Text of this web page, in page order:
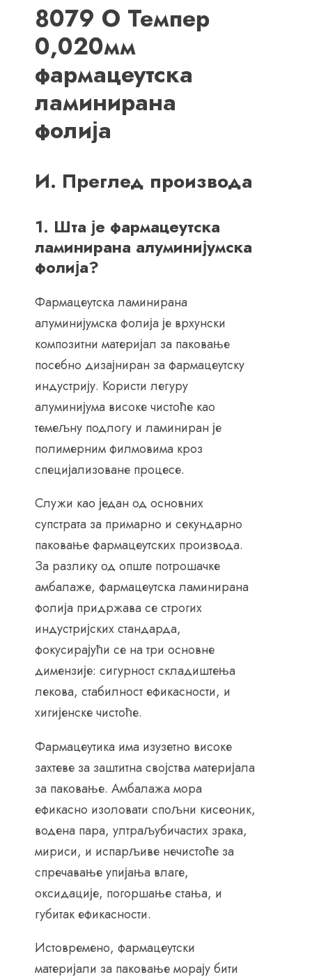
8079 О Темпер
0,020мм
фармацеутска
ламинирана
фолија
И. Преглед производа
1. Шта је фармацеутска
ламинирана алуминијумска
фолија?
Фармацеутска ламинирана
алуминијумска фолија је врхунски
композитни материјал за паковање
посебно дизајниран за фармацеутску
индустрију. Користи легуру
алуминијума високе чистоће као
темељну подлогу и ламиниран је
полимерним филмовима кроз
специјализоване процесе.
Служи као један од основних
супстрата за примарно и секундарно
паковање фармацеутских производа.
За разлику од опште потрошачке
амбалаже, фармацеутска ламинирана
фолија придржава се строгих
индустријских стандарда,
фокусирајући се на три основне
димензије: сигурност складиштења
лекова, стабилност ефикасности, и
хигијенске чистоће.
Фармацеутика има изузетно високе
захтеве за заштитна својства материјала
за паковање. Амбалажа мора
ефикасно изоловати спољни кисеоник,
водена пара, ултраљубичастих зрака,
мириси, и испарљиве нечистоће за
спречавање упијања влаге,
оксидације, погоршање стања, и
губитак ефикасности.
Истовремено, фармацеутски
материјали за паковање морају бити